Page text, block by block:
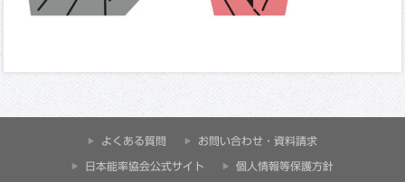
よくある質問 お問い合わせ・資料請求
⽇本能率協会公式サイト 個人情報等保護方針